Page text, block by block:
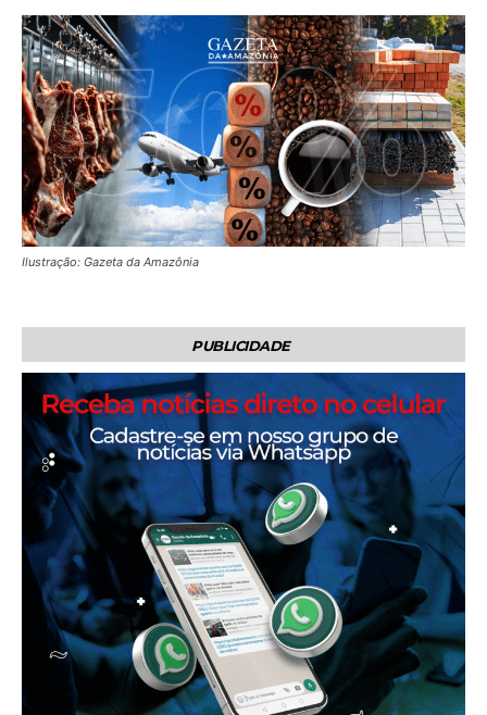
Ilustração: Gazeta da Amazônia
PUBLICIDADE